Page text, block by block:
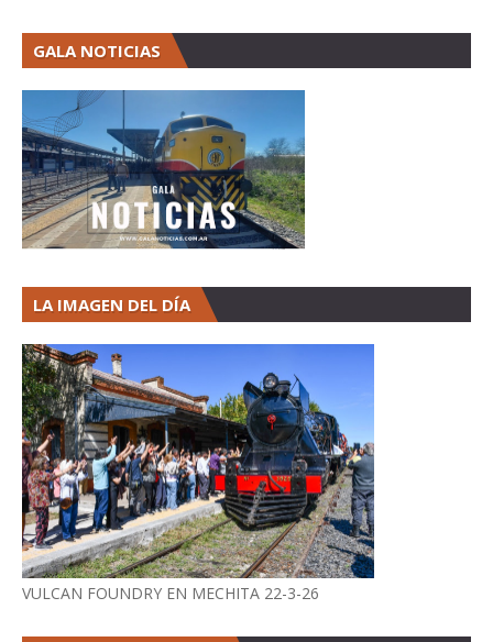
GALA NOTICIAS
LA IMAGEN DEL DÍA
VULCAN FOUNDRY EN MECHITA 22-3-26